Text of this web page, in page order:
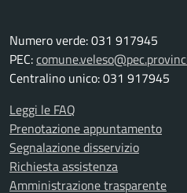
Numero verde: 031 917945
PEC:
Centralino unico: 031 917945
Leggi le FAQ
Prenotazione appuntamento
Segnalazione disservizio
Richiesta assistenza
Amministrazione trasparente